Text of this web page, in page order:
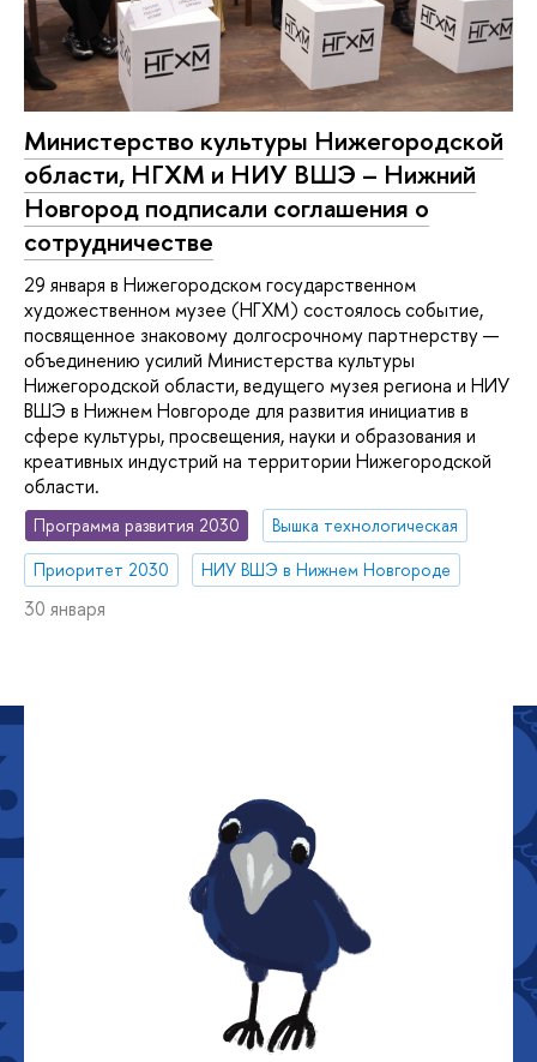
Министерство культуры Нижегородской
области, НГХМ и НИУ ВШЭ – Нижний
Новгород подписали соглашения о
сотрудничестве
29 января в Нижегородском государственном
художественном музее (НГХМ) состоялось событие,
посвященное знаковому долгосрочному партнерству —
объединению усилий Министерства культуры
Нижегородской области, ведущего музея региона и НИУ
ВШЭ в Нижнем Новгороде для развития инициатив в
сфере культуры, просвещения, науки и образования и
креативных индустрий на территории Нижегородской
области.
Программа развития 2030
Вышка технологическая
Приоритет 2030
НИУ ВШЭ в Нижнем Новгороде
30 января